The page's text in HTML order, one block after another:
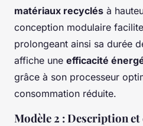
matériaux recyclés à
conception modulaire
prolongeant ainsi sa durée
affiche une efficacité
grâce à son processeur
consommation réduite.
Modèle 2 : Description